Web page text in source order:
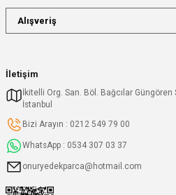
İletişim
İkitelli Org. San. Böl. Bağcılar
İstanbul
Bizi Arayın : 0212 549 79 00
WhatsApp : 0534 307 03 37
onuryedekparca@hotmail.com
Alışveriş